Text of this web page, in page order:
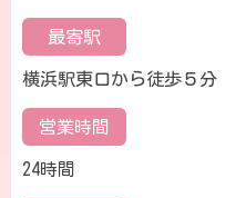
最寄駅
横浜駅東口から徒歩５分
営業時間
24時間